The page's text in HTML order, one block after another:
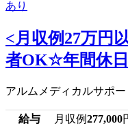
<月収例27万円
者OK☆年間休
アルムメディカルサポ
給与 月収例277,000